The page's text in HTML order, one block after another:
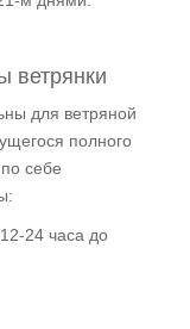
ветрянки
для ветряной
полного
себе
24 часа до